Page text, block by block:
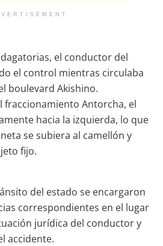
el conductor del
el control mientras circulaba
boulevard Akishino.
fraccionamiento Antorcha, el
hacia la izquierda, lo que
se subiera al camellón y
fijo.
del estado se encargaron
correspondientes en el lugar
jurídica del conductor y
accidente.